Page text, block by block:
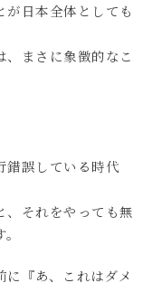
が日本全体としても
まさに象徴的なこ
錯誤している時代
、それをやっても無
『あ、これはダメ